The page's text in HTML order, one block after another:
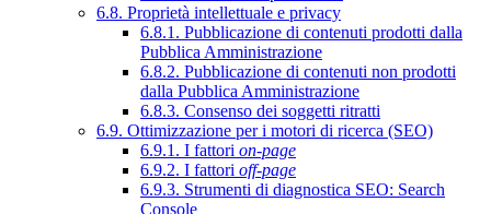
6.8. Proprietà intellettuale e privacy
6.8.1. Pubblicazione di contenuti prodotti dalla
Pubblica Amministrazione
6.8.2. Pubblicazione di contenuti non prodotti
dalla Pubblica Amministrazione
6.8.3. Consenso dei soggetti ritratti
6.9. Ottimizzazione per i motori di ricerca (SEO)
6.9.1. I fattori on-page
6.9.2. I fattori off-page
6.9.3. Strumenti di diagnostica SEO: Search
Console